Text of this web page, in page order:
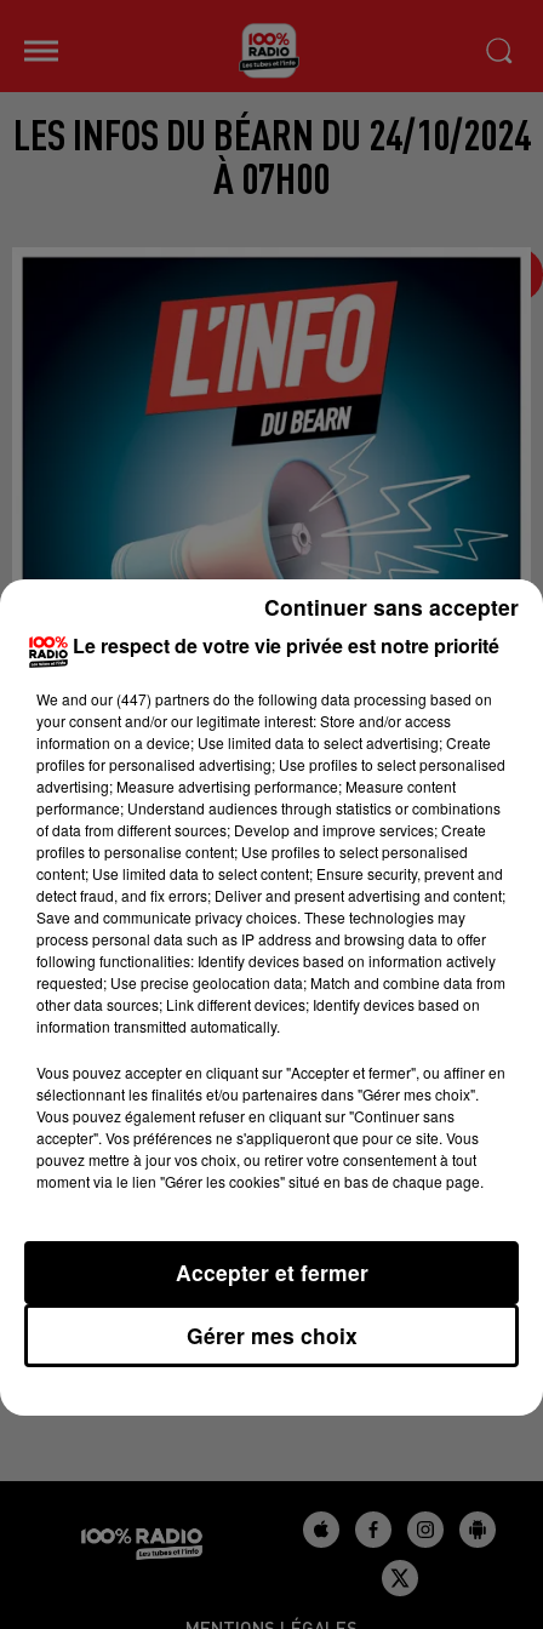
LES INFOS DU BÉARN DU 24/10/2024
À 07H00
Lecture (4 min 25 sec)
100%
24 octobre 2024 - 4 min 25 sec
LES INFOS DU BÉARN DU 24/10/2024 À 07H00
Le respect de votre vie privée est notre priorité
We and our (447) partnersdo the following data processing based on
your consent and/or our legitimate interest: Store and/or access
information on a device; Use limited data to select advertising; Create
profiles for personalised advertising; Use profiles to select personalised
advertising; Measure advertising performance; Measure content
performance; Understand audiences through statistics or combinations
of data from different sources; Develop and improve services; Create
profiles to personalise content; Use profiles to select personalised
content; Use limited data to select content; Ensure security, prevent and
detect fraud, and fix errors; Deliver and present advertising and content;
Save and communicate privacy choices. These technologies may
process personal data such as IP address and browsing data to offer
following functionalities: Identify devices based on information actively
requested; Use precise geolocation data; Match and combine data from
other data sources; Link different devices; Identify devices based on
information transmitted automatically.
Vous pouvez accepter en cliquant sur "Accepter et fermer", ou affiner en
sélectionnant les finalités et/ou partenaires dans "Gérer mes choix".
Vous pouvez également refuser en cliquant sur "Continuer sans
accepter". Vos préférences ne s'appliqueront que pour ce site. Vous
pouvez mettre à jour vos choix, ou retirer votre consentement à tout
moment via le lien "Gérer les cookies" situé en bas de chaque page.
Gérer mes choix
Accepter et fermer
Continuer sans accepter